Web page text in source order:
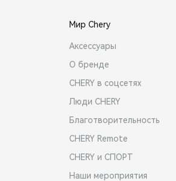
Мир Chery
Аксессуары
О бренде
CHERY в соцсетях
Люди CHERY
Благотворительность
CHERY Remote
CHERY и СПОРТ
Наши мероприятия